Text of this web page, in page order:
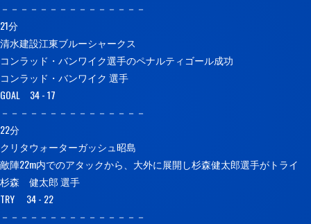
－－－－－－－－－－－－－－－
21分
清水建設江東ブルーシャークス
コンラッド・バンワイク選手のペナルティゴール成功
コンラッド・バンワイク 選手
GOAL 34 - 17
－－－－－－－－－－－－－－－
22分
クリタウォーターガッシュ昭島
敵陣22m内でのアタックから、大外に展開し杉森健太郎選手がトライ
杉森 健太郎 選手
TRY 34 - 22
－－－－－－－－－－－－－－－